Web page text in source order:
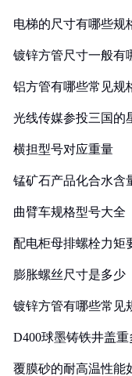
电梯的尺寸有哪些规
镀锌方管尺寸一般有
铝方管有哪些常见规
光线传媒参投三国的
横担型号对应重量
锰矿石产品化合水含
曲臂车规格型号大全
配电柜母排螺栓力矩
膨胀螺丝尺寸是多少
镀锌方管有哪些常见
D400球墨铸铁井盖重
覆膜砂的耐高温性能